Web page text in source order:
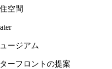
空間
ージアム
ーフロントの提案